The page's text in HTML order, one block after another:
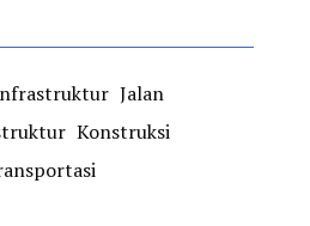
Jalan
Konstruksi